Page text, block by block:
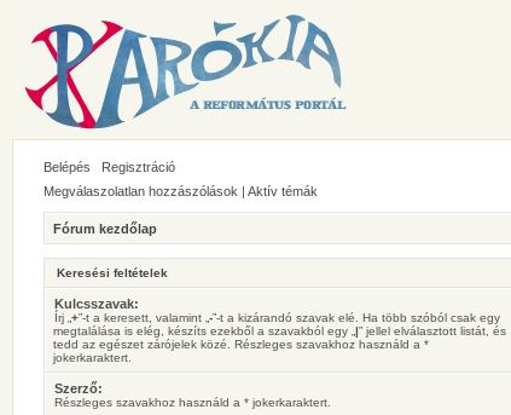
Belépés Regisztráció
Megválaszolatlan hozzászólások | Aktív témák
Fórum kezdőlap
Keresési feltételek
Kulcsszavak:
Írj „ +”-t a keresett, valamint „ -”-t a kizárandó szavak elé. Ha több szóból csak egy
megtalálása is elég, készíts ezekből a szavakból egy „ |” jellel elválasztott listát, és
tedd az egészet zárójelek közé. Részleges szavakhoz használd a *
jokerkaraktert.
Szerző:
Részleges szavakhoz használd a * jokerkaraktert.